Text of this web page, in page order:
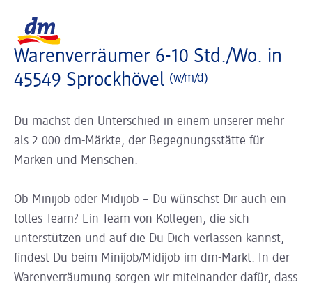
Warenverräumer 6-10 Std./Wo. in
45549 Sprockhövel (w/m/d)
Du machst den Unterschied in einem unserer mehr
als 2.000 dm-Märkte, der Begegnungsstätte für
Marken und Menschen.
Ob Minijob oder Midijob – Du wünschst Dir auch ein
tolles Team? Ein Team von Kollegen, die sich
unterstützen und auf die Du Dich verlassen kannst,
findest Du beim Minijob/Midijob im dm-Markt. In der
Warenverräumung sorgen wir miteinander dafür, dass